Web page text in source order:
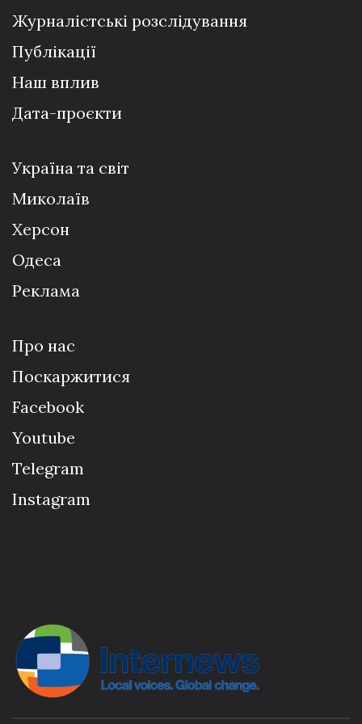
Журналістські розслідування
Публікації
Наш вплив
Дата-проєкти
Україна та світ
Миколаїв
Херсон
Одеса
Реклама
Про нас
Поскаржитися
Facebook
Youtube
Telegram
Instagram